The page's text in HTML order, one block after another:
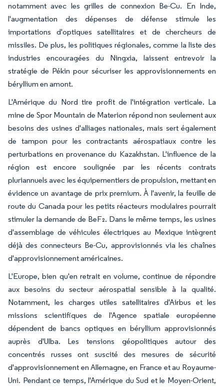
notamment avec les grilles de connexion Be-Cu. En Inde,
l'augmentation des dépenses de défense stimule les
importations d'optiques satellitaires et de chercheurs de
missiles. De plus, les politiques régionales, comme la liste des
industries encouragées du Ningxia, laissent entrevoir la
stratégie de Pékin pour sécuriser les approvisionnements en
béryllium en amont.
L'Amérique du Nord tire profit de l'intégration verticale. La
mine de Spor Mountain de Materion répond non seulement aux
besoins des usines d'alliages nationales, mais sert également
de tampon pour les contractants aérospatiaux contre les
perturbations en provenance du Kazakhstan. L'influence de la
région est encore soulignée par les récents contrats
pluriannuels avec les équipementiers de propulsion, mettant en
évidence un avantage de prix premium. À l'avenir, la feuille de
route du Canada pour les petits réacteurs modulaires pourrait
stimuler la demande de BeF₂. Dans le même temps, les usines
d'assemblage de véhicules électriques au Mexique intègrent
déjà des connecteurs Be-Cu, approvisionnés via les chaînes
d'approvisionnement américaines.
L'Europe, bien qu'en retrait en volume, continue de répondre
aux besoins du secteur aérospatial sensible à la qualité.
Notamment, les charges utiles satellitaires d'Airbus et les
missions scientifiques de l'Agence spatiale européenne
dépendent de bancs optiques en béryllium approvisionnés
auprès d'Ulba. Les tensions géopolitiques autour des
concentrés russes ont suscité des mesures de sécurité
d'approvisionnement en Allemagne, en France et au Royaume-
Uni. Pendant ce temps, l'Amérique du Sud et le Moyen-Orient,